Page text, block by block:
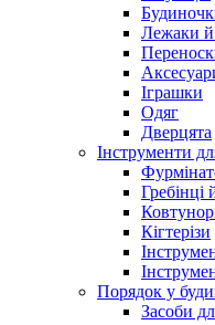
Лежаки
Іграшки
Одяг
Дверцята
Інструменти
Гребінці
Кігтерізи
Порядок у
Засоби